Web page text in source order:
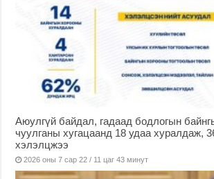
Аюулгүй байдал, гадаад бодлогын
чуулганы хугацаанд 18 удаа хуралдаж,
хэлэлцжээ
2026 оны 7 сар 22 / 11 цаг 43 минут